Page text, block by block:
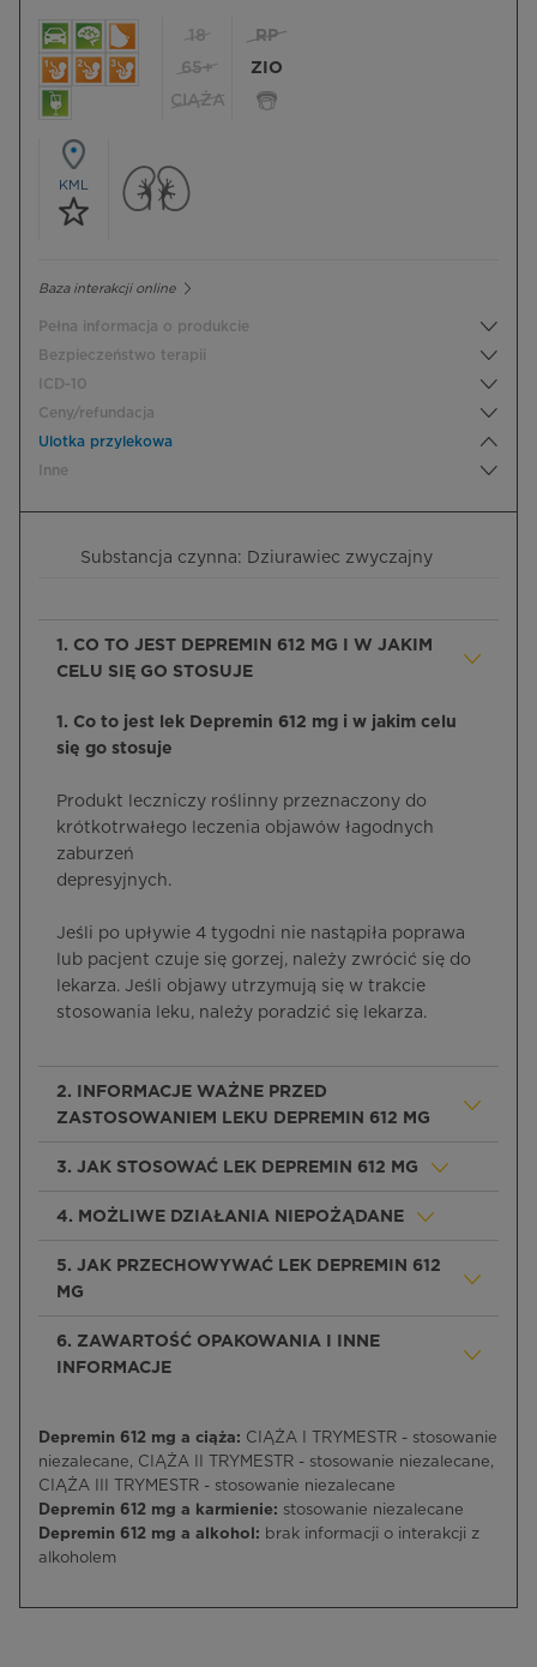
18
65+
CIĄŻA
RP
ZIO
KML
Baza interakcji online
Pełna informacja o produkcie
Bezpieczeństwo terapii
ICD-10
Ceny/refundacja
Ulotka przylekowa
Inne
Substancja czynna: Dziurawiec zwyczajny
1. CO TO JEST DEPREMIN 612 MG I W JAKIM
CELU SIĘ GO STOSUJE
1. Co to jest lek Depremin 612 mg i w jakim celu
się go stosuje
Produkt leczniczy roślinny przeznaczony do
krótkotrwałego leczenia objawów łagodnych
zaburzeń
depresyjnych.
Jeśli po upływie 4 tygodni nie nastąpiła poprawa
lub pacjent czuje się gorzej, należy zwrócić się do
lekarza. Jeśli objawy utrzymują się w trakcie
stosowania leku, należy poradzić się lekarza.
2. INFORMACJE WAŻNE PRZED
ZASTOSOWANIEM LEKU DEPREMIN 612 MG
3. JAK STOSOWAĆ LEK DEPREMIN 612 MG
4. MOŻLIWE DZIAŁANIA NIEPOŻĄDANE
5. JAK PRZECHOWYWAĆ LEK DEPREMIN 612
MG
6. ZAWARTOŚĆ OPAKOWANIA I INNE
INFORMACJE
Depremin 612 mg a ciąża: CIĄŻA I TRYMESTR - stosowanie
niezalecane, CIĄŻA II TRYMESTR - stosowanie niezalecane,
CIĄŻA III TRYMESTR - stosowanie niezalecane
Depremin 612 mg a karmienie: stosowanie niezalecane
Depremin 612 mg a alkohol: brak informacji o interakcji z
alkoholem